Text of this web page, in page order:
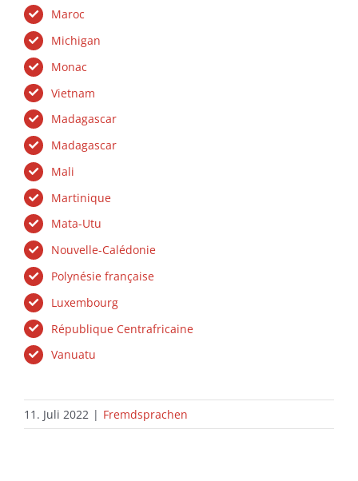
Maroc
Michigan
Monac
Vietnam
Madagascar
Madagascar
Mali
Martinique
Mata-Utu
Nouvelle-Calédonie
Polynésie française
Luxembourg
République Centrafricaine
Vanuatu
11. Juli 2022 | Fremdsprachen